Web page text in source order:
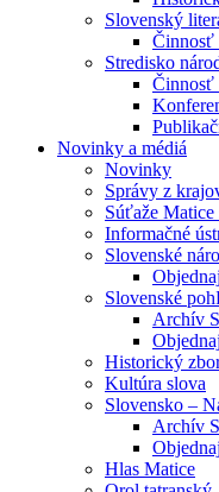
Slovenský
Činnosť
Stredisko
Činnosť
Novinky a médiá
Novinky
Správy z
Súťaže Matice
Informačné
Slovenské
Slovenské
Archív
Historický
Kultúra slova
Slovensko –
Archív
Hlas Matice